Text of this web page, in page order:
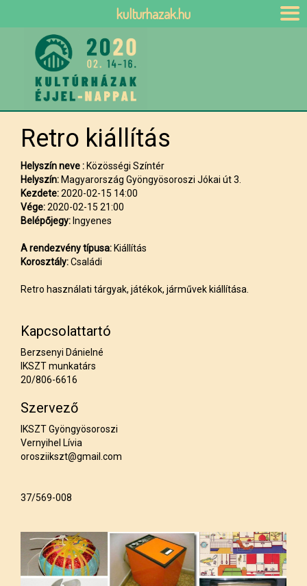
Retro kiállítás
Helyszín neve : Közösségi Színtér
Helyszín: Magyarország Gyöngyösoroszi Jókai út 3.
Kezdete:2020-02-15 14:00
Vége:2020-02-15 21:00
Belépőjegy: Ingyenes
A rendezvény típusa: Kiállítás
Korosztály:Családi
Retro használati tárgyak, játékok, járművek kiállítása.
Kapcsolattartó
Berzsenyi Dánielné
IKSZT munkatárs
20/806-6616
Szervező
IKSZT Gyöngyösoroszi
Vernyihel Lívia
orosziikszt@gmail.com
37/569-008
kulturhazak.hu